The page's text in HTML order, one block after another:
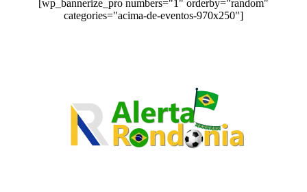
[wp_bannerize_pro numbers="1" orderby="random"
categories="acima-de-eventos-970x250"]